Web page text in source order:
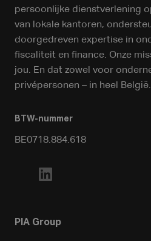
persoonlijke dienstverlening
van lokale kantoren,
doorgedreven expertise in
fiscaliteit en finance. Onze
jou. En dat zowel voor
privépersonen – in heel België.
BTW-nummer
BE0718.884.618
PIA Group